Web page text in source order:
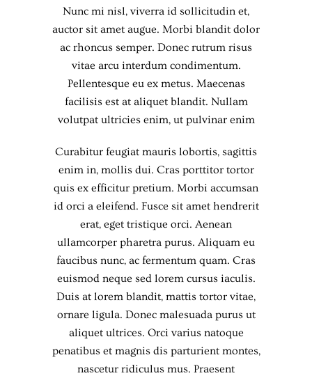
Nunc mi nisl, viverra id sollicitudin et,
auctor sit amet augue. Morbi blandit dolor
ac rhoncus semper. Donec rutrum risus
vitae arcu interdum condimentum.
Pellentesque eu ex metus. Maecenas
facilisis est at aliquet blandit. Nullam
volutpat ultricies enim, ut pulvinar enim
Curabitur feugiat mauris lobortis, sagittis
enim in, mollis dui. Cras porttitor tortor
quis ex efficitur pretium. Morbi accumsan
id orci a eleifend. Fusce sit amet hendrerit
erat, eget tristique orci. Aenean
ullamcorper pharetra purus. Aliquam eu
faucibus nunc, ac fermentum quam. Cras
euismod neque sed lorem cursus iaculis.
Duis at lorem blandit, mattis tortor vitae,
ornare ligula. Donec malesuada purus ut
aliquet ultrices. Orci varius natoque
penatibus et magnis dis parturient montes,
nascetur ridiculus mus. Praesent